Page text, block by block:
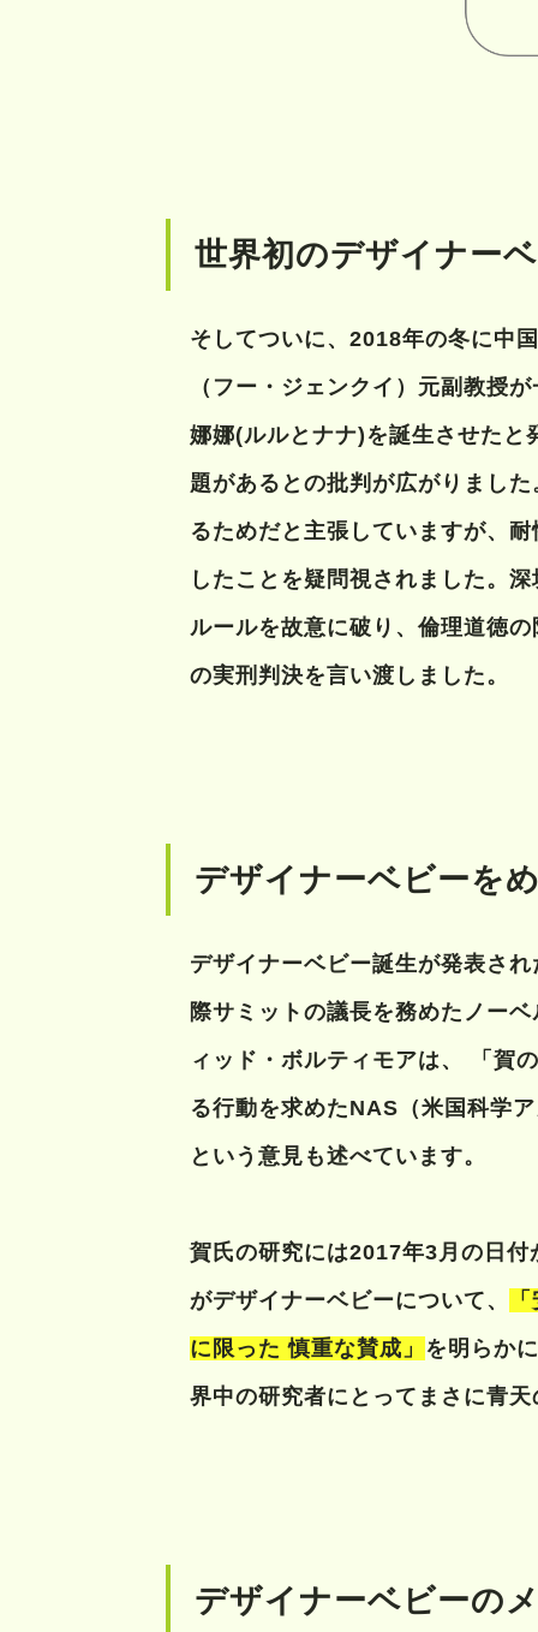
世界初のデザイナー
そしてついに、2018年の冬に中
（フー・ジェンクイ）元副教授
娜娜(ルルとナナ)を誕生させたと
題があるとの批判が広がりまし
るためだと主張していますが、
したことを疑問視されました。
ルールを故意に破り、倫理道徳
の実刑判決を言い渡しました。
デザイナーベビーを
デザイナーベビー誕生が発表さ
際サミットの議長を務めたノー
ィッド・ボルティモアは、 「賀
る行動を求めたNAS（米国科学
という意見も述べています。
賀氏の研究には2017年3月の日
がデザイナーベビーについて、
に限った 慎重な賛成」 を明らか
界中の研究者にとってまさに青
デザイナーベビーの